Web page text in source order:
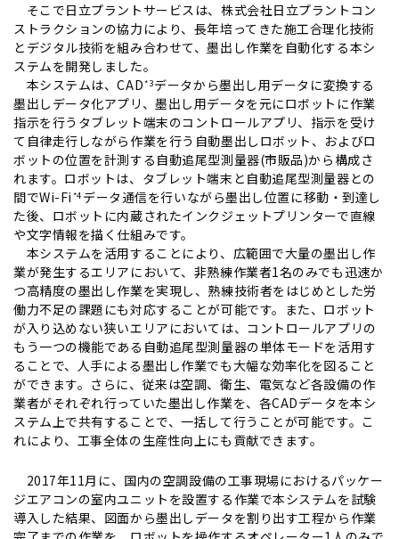
そこで日立プラントサービスは、株式会社日立プラントコン
ストラクションの協力により、長年培ってきた施工合理化技術
とデジタル技術を組み合わせて、墨出し作業を自動化する本シ
ステムを開発しました。
本システムは、CAD*3データから墨出し用データに変換する
墨出しデータ化アプリ、墨出し用データを元にロボットに作業
指示を行うタブレット端末のコントロールアプリ、指示を受け
て自律走行しながら作業を行う自動墨出しロボット、およびロ
ボットの位置を計測する自動追尾型測量器(市販品)から構成さ
れます。ロボットは、タブレット端末と自動追尾型測量器との
間でWi-Fi *4 データ通信を行いながら墨出し位置に移動・到達し
た後、ロボットに内蔵されたインクジェットプリンターで直線
文字情報を描く仕組みです。
本システムを活用することにより、広範囲で大量の墨出し作
業が発生するエリアにおいて、非熟練作業者1名のみでも迅速か
つ高精度の墨出し作業を実現し、熟練技術者をはじめとした労
働力不足の課題にも対応することが可能です。また、ロボット
が入り込めない狭いエリアにおいては、コントロールアプリの
もう一つの機能である自動追尾型測量器の単体モードを活用す
ることで、人手による墨出し作業でも大幅な効率化を図ること
ができます。さらに、従来は空調、衛生、電気など各設備の作
業者がそれぞれ行っていた墨出し作業を、各CADデータを本シ
ステム上で共有することで、一括して行うことが可能です。こ
れにより、工事全体の生産性向上にも貢献できます。
2017年11月に、国内の空調設備の工事現場におけるパッケー
ジエアコンの室内ユニットを設置する作業で本システムを試験
導入した結果、図面から墨出しデータを割り出す工程から作業